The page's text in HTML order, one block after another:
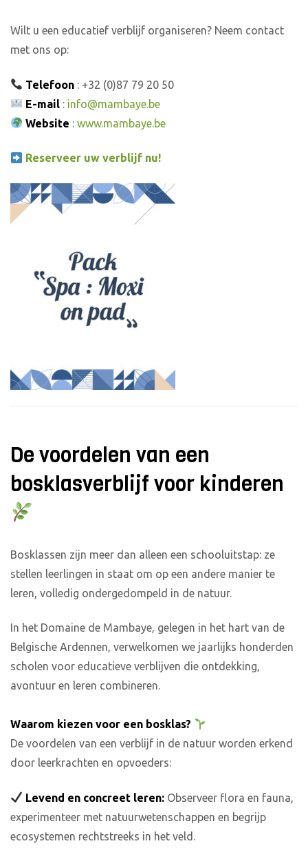
Wilt u een educatief verblijf organiseren? Neem contact
met ons op:
Telefoon : +32 (0)87 79 20 50
E-mail : info@mambaye.be
Website :www.mambaye.be
Reserveer uw verblijf nu!
De voordelen van een
bosklasverblijf voor kinderen
Bosklassen zijn meer dan alleen een schooluitstap: ze
stellen leerlingen in staat om op een andere manier te
leren, volledig ondergedompeld in de natuur.
In het Domaine de Mambaye, gelegen in het hart van de
Belgische Ardennen, verwelkomen we jaarlijks honderden
scholen voor educatieve verblijven die ontdekking,
avontuur en leren combineren.
Waarom kiezen voor een bosklas?
De voordelen van een verblijf in de natuur worden erkend
door leerkrachten en opvoeders:
Levend en concreet leren: Observeer flora en fauna,
experimenteer met natuurwetenschappen en begrijp
ecosystemen rechtstreeks in het veld.